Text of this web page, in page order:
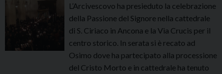
L’Arcivescovo ha presieduto la celebrazione
della Passione del Signore nella cattedrale
di S. Ciriaco in Ancona e la Via Crucis per il
centro storico. In serata si è recato ad
Osimo dove ha partecipato alla processione
del Cristo Morto e in cattedrale ha tenuto